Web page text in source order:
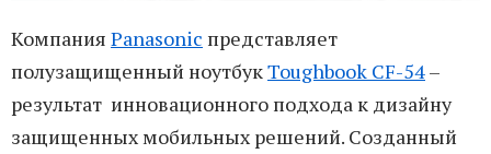
Компания Panasonic представляет
полузащищенный ноутбукToughbook CF-54–
результат инновационного подхода к дизайну
защищенных мобильных решений. Созданный